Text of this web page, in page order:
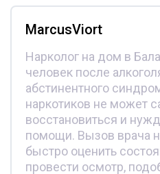
MarcusViort
Нарколог на дом в
человек после
абстинентного
наркотиков не может
восстановиться и
помощи. Вызов врача
быстро оценить
провести осмотр,